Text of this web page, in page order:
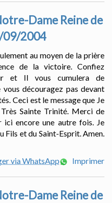
Dame Reine de
09/2004
au moyen de la prière
de la victoire. Confiez
et Il vous cumulera de
découragez pas devant
Ceci est le message que Je
Sainte Trinité. Merci de
ici encore une autre fois. Je
Fils et du Saint-Esprit. Amen.
via WhatsApp
Imprimer
Dame Reine de